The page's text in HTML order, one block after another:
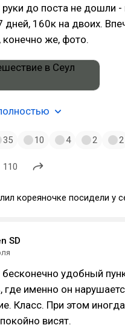
руки до поста не дошли
дней, 160к на двоих.
конечно же, фото.
35 10 4 2 2
110
кореяночке посидели у
SD
бесконечно удобный
где именно он
Класс. При этом
висят.